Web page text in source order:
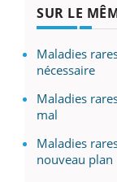
SUR LE
Maladies
nécessaire
Maladies
mal
Maladies
nouveau plan